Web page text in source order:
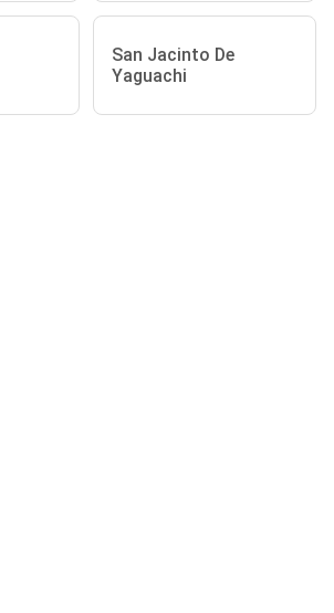
San Jacinto De
Yaguachi